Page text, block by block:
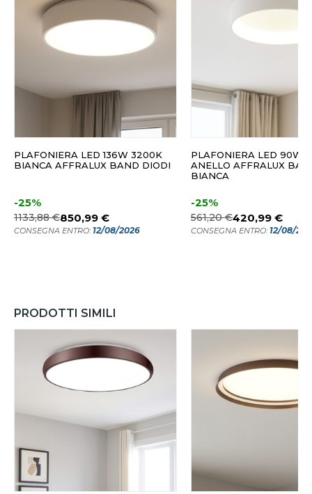
PLAFONIERA LED 136W 3200K
BIANCA AFFRALUX BAND DIODI
-25%
1133,88 €850,99 €
CONSEGNA ENTRO: 12/08/2026
PLAFONIERA LED 90W
ANELLO AFFRALUX
BIANCA
-25%
561,20 €420,99 €
CONSEGNA ENTRO: 12/08/
PRODOTTI SIMILI